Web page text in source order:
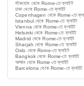
স্টকহোম থেকে Rome-তে ফ্লাইট
ঢাকা থেকে Rome-তে ফ্লাইট
Copenhagen থেকে Rome-তে
Istanbul থেকে Rome-তে ফ্লাইট
Vienna থেকে Rome-তে ফ্লাইট
Helsinki থেকে Rome-তে ফ্লাইট
Madrid থেকে Rome-তে ফ্লাইট
Sharjah থেকে Rome-তে ফ্লাইট
Oslo থেকে Rome-তে ফ্লাইট
Bangkok থেকে Rome-তে ফ্লাইট
আম্মান থেকে Rome-তে ফ্লাইট
Barcelona থেকে Rome-তে ফ্লাইট